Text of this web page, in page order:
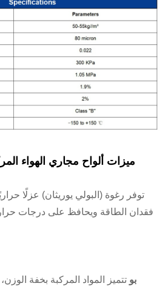
ميزات ألواح مجاري الهواء
فقدان الطاقة ويحافظ على درجات
بو تتميز المواد المركبة بخفة